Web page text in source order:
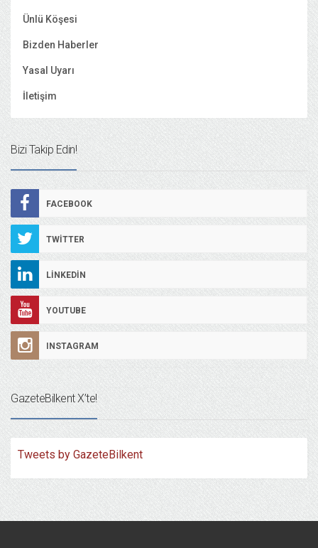
Ünlü Köşesi
Bizden Haberler
Yasal Uyarı
İletişim
Bizi Takip Edin!
FACEBOOK
TWITTER
LINKEDIN
YOUTUBE
INSTAGRAM
GazeteBilkent X’te!
Tweets by GazeteBilkent